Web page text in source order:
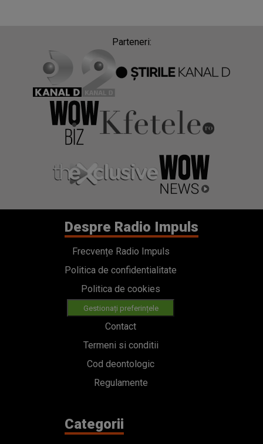
Parteneri:
Despre Radio Impuls
Frecvențe Radio Impuls
Politica de confidentialitate
Politica de cookies
Gestionați preferințele
Contact
Termeni si conditii
Cod deontologic
Regulamente
Categorii